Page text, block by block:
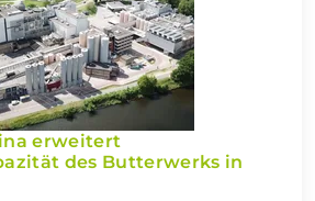
erweitert
des Butterwerks in